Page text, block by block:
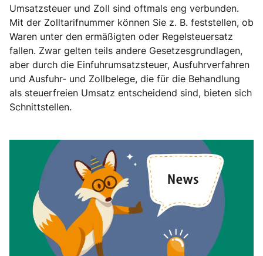
Umsatzsteuer und Zoll sind oftmals eng verbunden.
Mit der Zolltarifnummer können Sie z. B. feststellen, ob
Waren unter den ermäßigten oder Regelsteuersatz
fallen. Zwar gelten teils andere Gesetzesgrundlagen,
aber durch die Einfuhrumsatzsteuer, Ausfuhrverfahren
und Ausfuhr- und Zollbelege, die für die Behandlung
als steuerfreien Umsatz entscheidend sind, bieten sich
Schnittstellen.